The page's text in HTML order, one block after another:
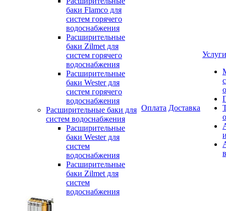
баки Flamco для
систем горячего
водоснабжения
Расширительные
баки Zilmet для
систем горячего
водоснабжения
Расширительные
баки Wester для
систем горячего
водоснабжения
Расширительные баки для
систем водоснабжения
Расширительные
баки Wester для
систем
водоснабжения
Расширительные
баки Zilmet для
систем
водоснабжения
Оплата Доставка
Услуги